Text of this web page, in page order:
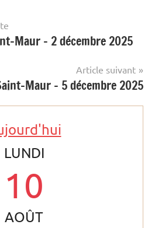
Maur – 2 décembre 2025
Article suivant
Maur – 5 décembre 2025
LUNDI
10
AOÛT